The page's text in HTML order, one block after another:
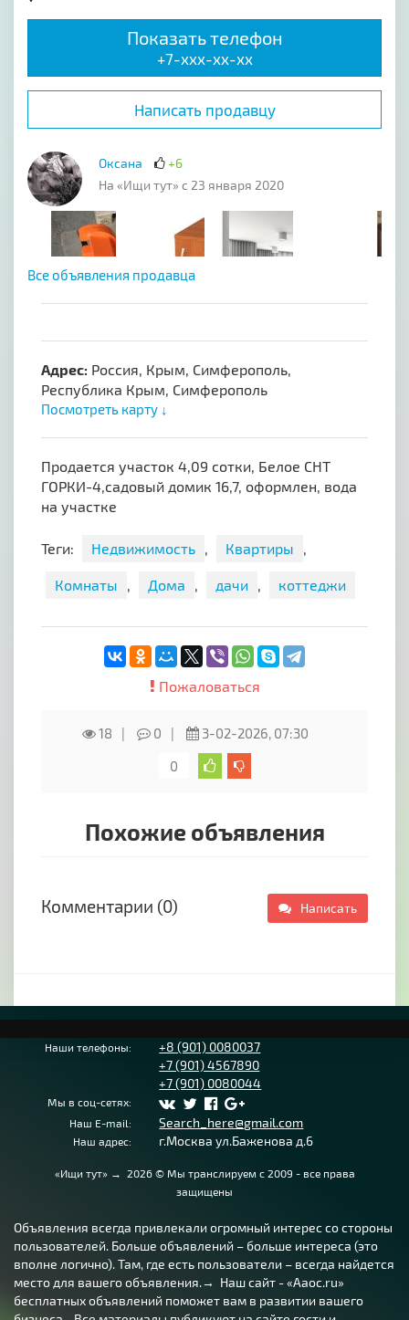
Показать телефон
+7-xxx-xx-xx
Написать продавцу
Оксана
+6
На «Ищи тут» с 23 января 2020
Все объявления продавца
Адрес: Россия, Крым, Симферополь,
Республика Крым, Симферополь
Посмотреть карту ↓
Продается участок 4,09 сотки, Белое СНТ
ГОРКИ-4,садовый домик 16,7, оформлен, вода
на участке
Теги: Недвижимость , Квартиры ,
Комнаты , Дома , дачи , коттеджи
Пожаловаться
18 0
3-02-2026, 07:30
0
Похожие объявления
Комментарии (0) Написать
Наши телефоны:
+8 (901) 0080037
+7 (901) 4567890
+7 (901) 0080044
Мы в соц-сетях:
Наш E-mail:
Search_here@gmail.com
Наш адрес: г.Москва ул.Баженова д.6
«Ищи тут» → 2026© Мы транслируем с 2009 - все права
защищены
Объявления всегда привлекали огромный интерес со стороны
пользователей. Больше объявлений – больше интереса (это
вполне логично). Там, где есть пользователи – всегда найдется
место для вашего объявления.→ Наш сайт - «Aaoc.ru»
бесплатных объявлений поможет вам в развитии вашего